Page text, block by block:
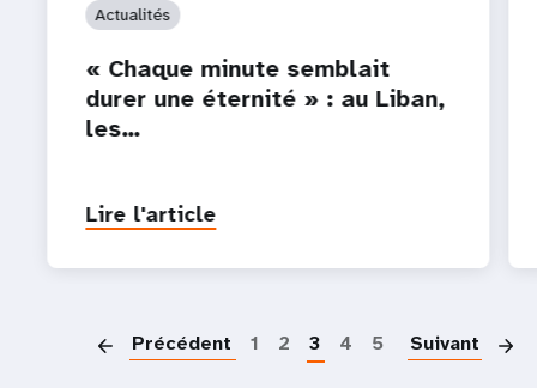
Actualités
« Chaque minute semblait
durer une éternité » : au Liban,
les…
Lire l'article
Précédent 1 2 3 4 5 Suivant